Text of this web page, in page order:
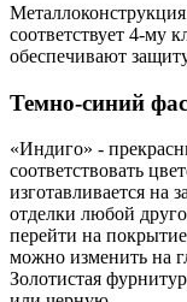
соответствует 4-му
обеспечивают
Темно-синий
«Индиго» -
соответствовать
изготавливается на
отделки любой
перейти на
можно изменить на
Золотистая